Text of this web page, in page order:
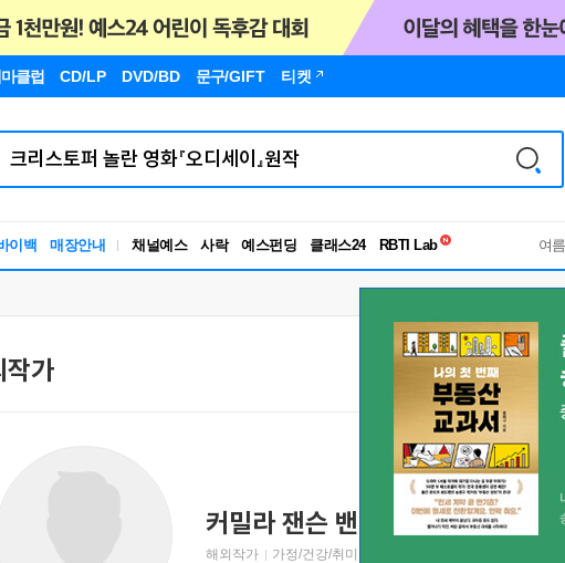
클럽 CD/LP DVD/BD 문구/GIFT 티켓
이백 매장안내 채널예스 사락 예스펀딩 클래스24
RBTI Lab
독서유형검사
여
작가
커밀라 잰슨 밴 뷰런
Camilla Janse van
해외작가
가정/건강/취미 저자